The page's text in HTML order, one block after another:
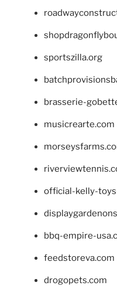
sportszilla.org
brasserie-
musicrearte.com
official-kelly-
bbq-empire-
feedstoreva.com
drogopets.com